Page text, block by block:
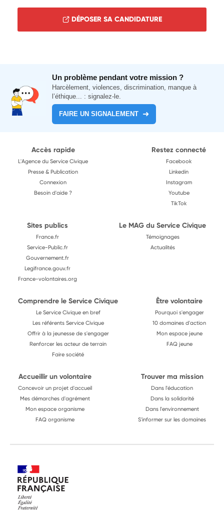
DÉPOSER SA CANDIDATURE
Un problème pendant votre mission ?
Harcèlement, violences, discrimination, manque à
l’éthique... : signalez-le.
FAIRE UN SIGNALEMENT
Accès rapide
L'Agence du Service Civique
Presse & Publication
Connexion
Besoin d'aide ?
Restez connecté
Facebook
Linkedin
Instagram
Youtube
TikTok
Sites publics
France.fr
Service-Public.fr
Gouvernement.fr
Legifrance.gouv.fr
France-volontaires.org
Le MAG du Service Civique
Témoignages
Actualités
Comprendre le Service Civique
Le Service Civique en bref
Les référents Service Civique
Offrir à la jeunesse de s'engager
Renforcer les acteur de terrain
Faire société
Être volontaire
Pourquoi s'engager
10 domaines d'action
Mon espace jeune
FAQ jeune
Accueillir un volontaire
Concevoir un projet d'accueil
Mes démarches d'agrément
Mon espace organisme
FAQ organisme
Trouver ma mission
Dans l'éducation
Dans la solidarité
Dans l'environnement
S'informer sur les domaines